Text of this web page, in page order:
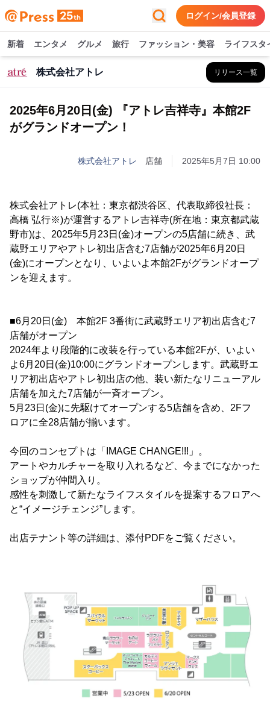
ログイン/会員登録
新着 エンタメ グルメ 旅行 ファッション・美容 ライフスタ
株式会社アトレ リリース一覧
2025年6月20日(金) 『アトレ吉祥寺』本館2F
がグランドオープン！
株式会社アトレ 店舗 2025年5月7日 10:00
株式会社アトレ(本社：東京都渋谷区、代表取締役社長：
高橋 弘行※)が運営するアトレ吉祥寺(所在地：東京都武蔵
野市)は、2025年5月23日(金)オープンの5店舗に続き、武
蔵野エリアやアトレ初出店含む7店舗が2025年6月20日
(金)にオープンとなり、いよいよ本館2Fがグランドオープ
ンを迎えます。
■6月20日(金) 本館2F 3番街に武蔵野エリア初出店含む7
店舗がオープン
2024年より段階的に改装を行っている本館2Fが、いよい
よ6月20日(金)10:00にグランドオープンします。武蔵野エ
リア初出店やアトレ初出店の他、装い新たなリニューアル
店舗を加えた7店舗が一斉オープン。
5月23日(金)に先駆けてオープンする5店舗を含め、2Fフ
ロアに全28店舗が揃います。
今回のコンセプトは「IMAGE CHANGE!!!」。
アートやカルチャーを取り入れるなど、今までになかった
ショップが仲間入り。
感性を刺激して新たなライフスタイルを提案するフロアへ
と“イメージチェンジ”します。
出店テナント等の詳細は、添付PDFをご覧ください。